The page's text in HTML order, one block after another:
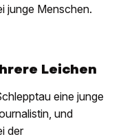
junge Menschen.
Leichen
eine junge
und
der